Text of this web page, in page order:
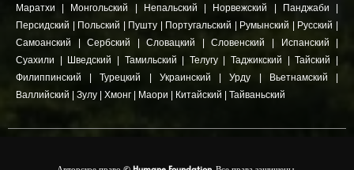
Маратхи
Монгольский Непальский Норвежский Панджаби
Персидский
Польский Пушту Португальский Румынский Русский
Самоанский |Сербский |Словацкий |Словенский Испанский
Суахили
Шведский Тамильский Телугу|Таджикский |Тайский
Филиппинский |Турецкий Украинский |Урду Вьетнамский
Валлийский
Зулу Хмонг Маори Китайский Тайваньский